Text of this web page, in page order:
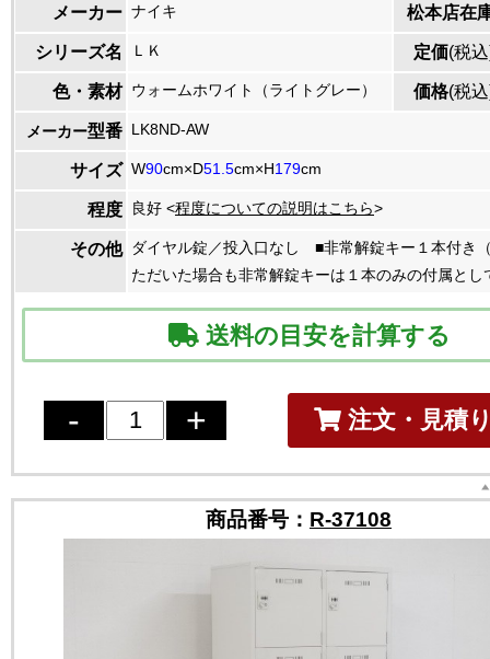
メーカー ナイキ 松本店在
シリーズ名 ＬＫ 定価(税
色・素材 ウォームホワイト（ライトグレー） 価格(税
メーカー型番 LK8ND-AW
サイズ W90cm×D51.5cm×H179cm
程度 良好 <程度についての説明はこちら>
その他
ダイヤル錠／投入口なし ■非常解錠キー１本付き
ただいた場合も非常解錠キーは１本のみの付属とし
送料の目安を計算する
注文・見積
商品番号： R-37108